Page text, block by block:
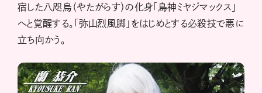
宿した八咫烏（やたがらす）の化身「鳥神ミヤジマックス」
へと覚醒する。「弥山烈風脚」をはじめとする必殺技で悪に
立ち向かう。